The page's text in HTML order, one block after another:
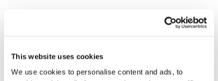
This website uses cookies
We use cookies to personalise content and ads, to
PARFENIUK. Hitmaker van de nieuwe generatie,